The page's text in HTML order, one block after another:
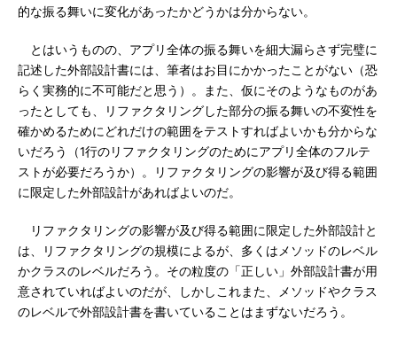
的な振る舞いに変化があったかどうかは分からない。
とはいうものの、アプリ全体の振る舞いを細大漏らさず完璧に
記述した外部設計書には、筆者はお目にかかったことがない（恐
らく実務的に不可能だと思う）。また、仮にそのようなものがあ
ったとしても、リファクタリングした部分の振る舞いの不変性を
確かめるためにどれだけの範囲をテストすればよいかも分からな
いだろう（1行のリファクタリングのためにアプリ全体のフルテ
ストが必要だろうか）。リファクタリングの影響が及び得る範囲
に限定した外部設計があればよいのだ。
リファクタリングの影響が及び得る範囲に限定した外部設計と
は、リファクタリングの規模によるが、多くはメソッドのレベル
かクラスのレベルだろう。その粒度の「正しい」外部設計書が用
意されていればよいのだが、しかしこれまた、メソッドやクラス
のレベルで外部設計書を書いていることはまずないだろう。